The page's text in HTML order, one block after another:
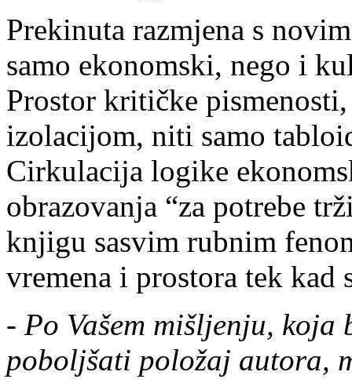
Prekinuta razmjena s
samo ekonomski, nego i
Prostor kritičke
izolacijom, niti samo
Cirkulacija logike
obrazovanja “za potrebe
knjigu sasvim rubnim
vremena i prostora tek kad
- Po Vašem mišljenju,
poboljšati položaj autora,